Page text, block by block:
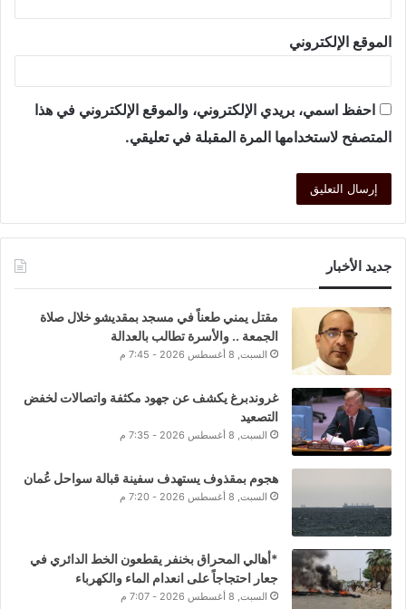
الموقع الإلكتروني
احفظ اسمي، بريدي الإلكتروني، والموقع الإلكتروني في هذا
المتصفح لاستخدامها المرة المقبلة في تعليقي.
جديد الأخبار
مقتل يمني طعناً في مسجد بمقديشو خلال صلاة
الجمعة .. والأسرة تطالب بالعدالة
السبت, 8 أغسطس 2026 - 7:45 م
غروندبرغ يكشف عن جهود مكثفة واتصالات لخفض
التصعيد
السبت, 8 أغسطس 2026 - 7:35 م
هجوم بمقذوف يستهدف سفينة قبالة سواحل عُمان
السبت, 8 أغسطس 2026 - 7:20 م
*أهالي المحراق بخنفر يقطعون الخط الدائري في
جعار احتجاجاً على انعدام الماء والكهرباء
السبت, 8 أغسطس 2026 - 7:07 م